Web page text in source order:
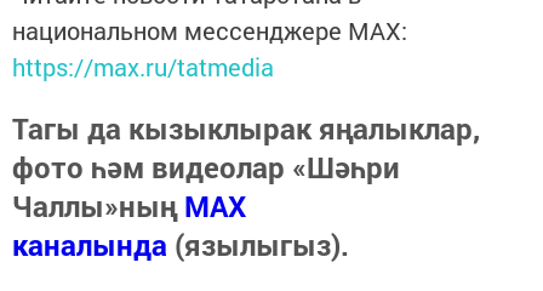
национальном мессенджере MАХ:
https://max.ru/tatmedia
Тагы да кызыклырак яңалыклар,
фото һәм видеолар «Шәһри
Чаллы»ныңMAX
каналында (язылыгыз).